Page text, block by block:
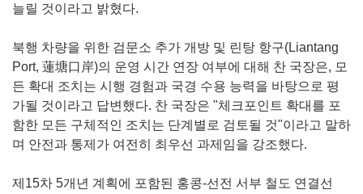
늘릴 것이라고 밝혔다.
북행 차량을 위한 검문소 추가 개방 및 린탕 항구(Liantang
Port, 蓮塘口岸)의 운영 시간 연장 여부에 대해 찬 국장은, 모
든 확대 조치는 시행 경험과 국경 수용 능력을 바탕으로 평
가될 것이라고 답변했다. 찬 국장은 "체크포인트 확대를 포
함한 모든 구체적인 조치는 단계별로 검토될 것"이라고 말하
며 안전과 통제가 여전히 최우선 과제임을 강조했다.
제15차 5개년 계획에 포함된 홍콩-선전 서부 철도 연결선